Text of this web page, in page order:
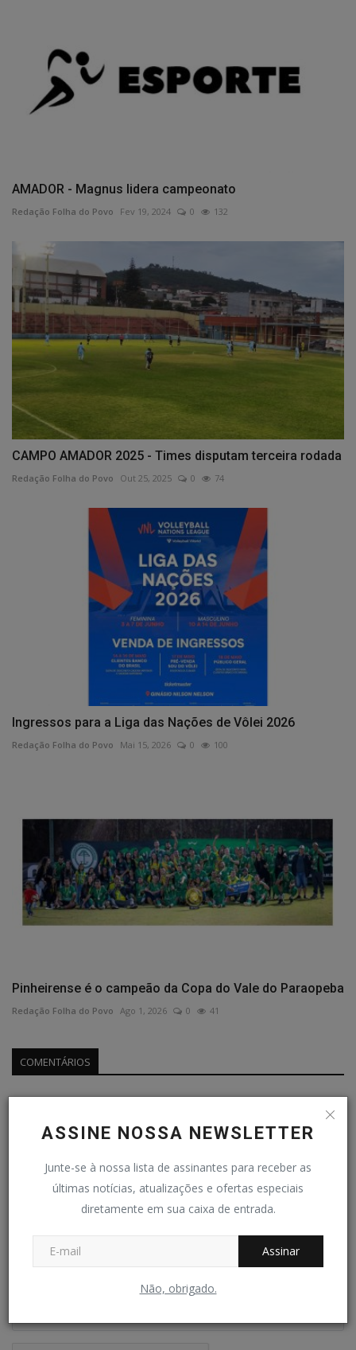
ASSINE NOSSA NEWSLETTER
Junte-se à nossa lista de assinantes para receber as
últimas notícias, atualizações e ofertas especiais
diretamente em sua caixa de entrada.
Assinar
Não, obrigado.
AMADOR - Magnus lidera campeonato
Redação Folha do Povo Fev 19, 2024 0 132
CAMPO AMADOR 2025 - Times disputam terceira rodada
Redação Folha do Povo Out 25, 2025 0 74
Ingressos para a Liga das Nações de Vôlei 2026
Redação Folha do Povo Mai 15, 2026 0 100
Pinheirense é o campeão da Copa do Vale do Paraopeba
Redação Folha do Povo Ago 1, 2026 0 41
COMENTÁRIOS
Nome
E-mail
Comentário